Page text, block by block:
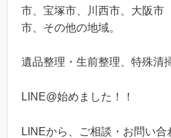
市、宝塚市、川西市、大阪市
市、その他の地域。
遺品整理・生前整理、特殊清
LINE@始めました！！
LINEから、ご相談・お問い合